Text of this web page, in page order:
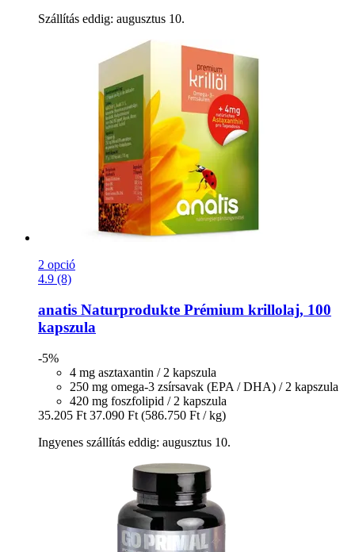
Szállítás eddig: augusztus 10.
2 opció
4.9 (8)
anatis Naturprodukte Prémium krillolaj, 100
kapszula
-5%
4 mg asztaxantin / 2 kapszula
250 mg omega-3 zsírsavak (EPA / DHA) / 2 kapszula
420 mg foszfolipid / 2 kapszula
35.205 Ft 37.090 Ft (586.750 Ft / kg)
Ingyenes szállítás eddig: augusztus 10.